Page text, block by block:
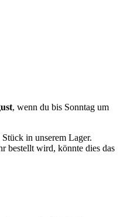
, wenn du bis Sonntag um
in unserem Lager.
bestellt wird, könnte dies das